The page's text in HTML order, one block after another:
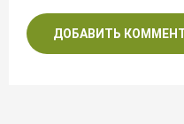
ДОБАВИТЬ